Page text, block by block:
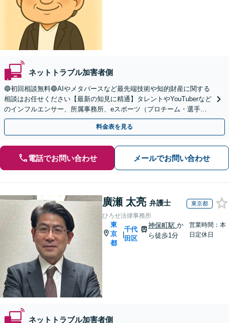
ネットトラブル加害者側
🔵初回相談無料🔵AIやメタバースなど最先端技術や知的財産に関する
相談はお任せください【最新の知見に精通】タレントやYouTuberなど
のインフルエンサー、所属事務所、eスポーツ（プロチーム・選手な
ど）からのご相談も◎【休日・夜間相談可】
料金表を見る
電話でお問い合わせ メールでお問い合わせ
廣瀬 太亮 弁護士 東京都
ひろせ法律事務所
東
京
都
|
千代
田区
神保町駅か
ら徒歩1分
営業時間：本
日定休日
ネットトラブル加害者側